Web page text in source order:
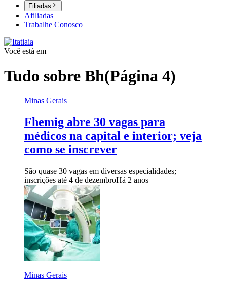
Filiadas
Afiliadas
Trabalhe Conosco
Você está em
Tudo sobre Bh(Página 4)
Minas Gerais
Fhemig abre 30 vagas para
médicos na capital e interior; veja
como se inscrever
São quase 30 vagas em diversas especialidades;
inscrições até 4 de dezembroHá 2 anos
Minas Gerais